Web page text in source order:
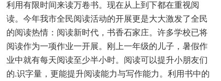
利用有限时间来读万卷书。现在从上到下都在重视阅
读。今年我市全民阅读活动的开展更是大大激发了全民
的阅读热情：阅读新时代，书香石家庄。许多学校已将
阅读作为一项作业一开展。刚上一年级的儿子，暑假作
业中就有每天阅读至少半小时。阅读可以提升小朋友们
的.识字量，更能提升阅读能力与写作能力。利用书中的